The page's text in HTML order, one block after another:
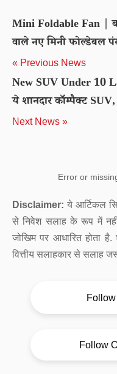
Mini Foldable Fan |
वाले नए मिनी फोल्डेबल
« Previous News
New SUV Under 10
ये शानदार कॉम्पैक्ट
Next News »
Error or
Disclaimer: ये आर्टिकल
से निवेश सलाह के रूप में नहीं
जोखिम पर आधारित होता
वित्तीय सलाहकार से सलाह
Follow
Follow